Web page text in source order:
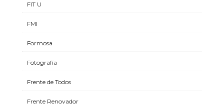
FIT U
FMI
Formosa
Fotografía
Frente de Todos
Frente Renovador